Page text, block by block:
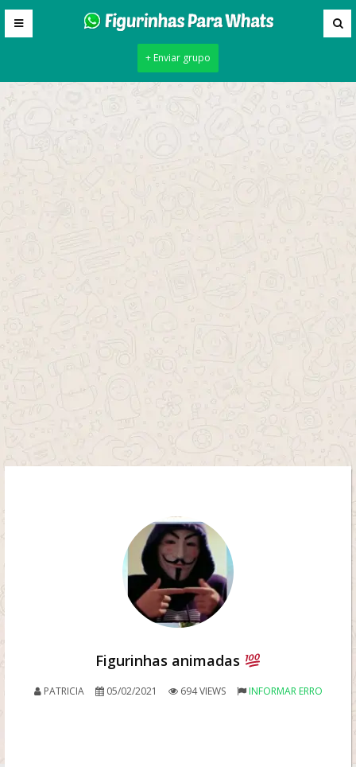
+ Enviar grupo
Figurinhas animadas
PATRICIA 05/02/2021 694 VIEWS INFORMAR ERRO